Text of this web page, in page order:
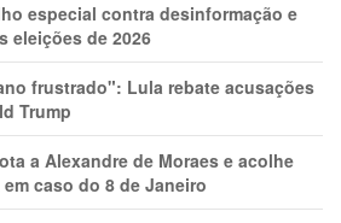
especial contra desinformação e
eleições de 2026
frustrado": Lula rebate acusações
Trump
a Alexandre de Moraes e acolhe
caso do 8 de Janeiro